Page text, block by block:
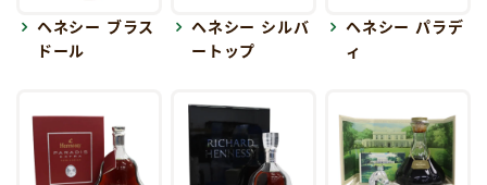
ヘネシー ブラス
ドール
ヘネシー シルバ
ートップ
ヘネシー パラデ
ィ